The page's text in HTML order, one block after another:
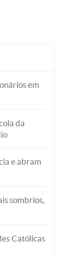
em
da
e abram
sombrios,
Católicas